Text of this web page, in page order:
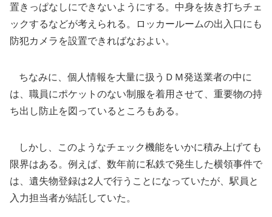
置きっぱなしにできないようにする。中身を抜き打ちチェ
ックするなどが考えられる。ロッカールームの出入口にも
防犯カメラを設置できればなおよい。
ちなみに、個人情報を大量に扱うＤＭ発送業者の中に
は、職員にポケットのない制服を着用させて、重要物の持
ち出し防止を図っているところもある。
しかし、このようなチェック機能をいかに積み上げても
限界はある。例えば、数年前に私鉄で発生した横領事件で
は、遺失物登録は2人で行うことになっていたが、駅員と
入力担当者が結託していた。